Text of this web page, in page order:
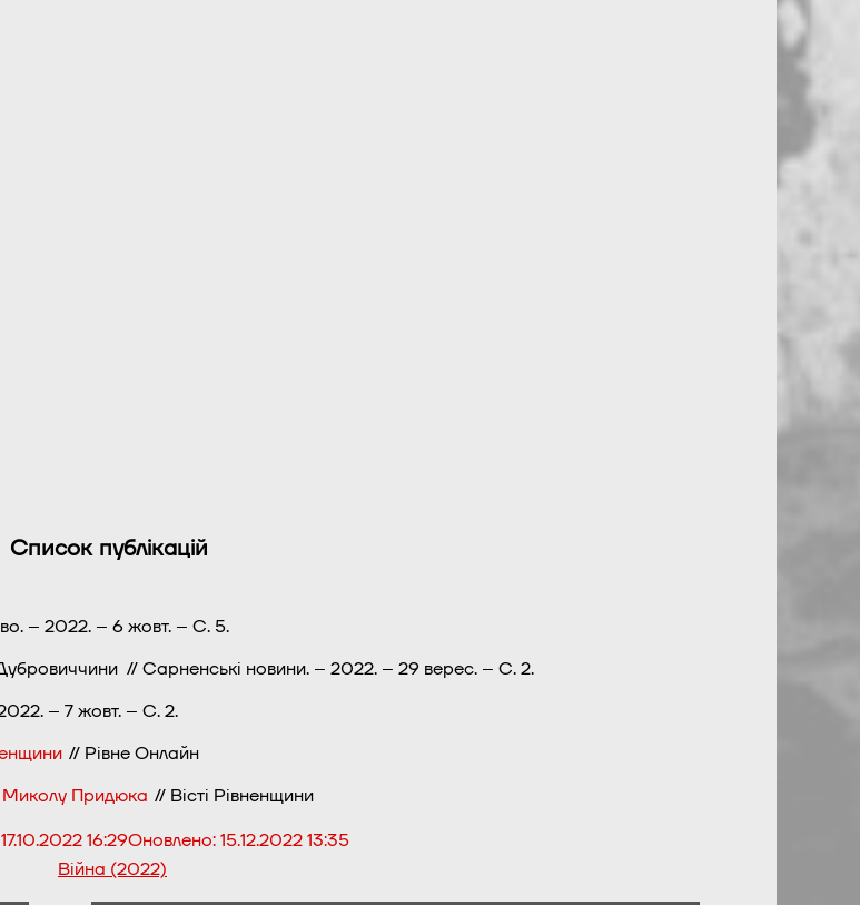
Список публікацій
– 2022. – 6 жовт. – С. 5.
// Сарненські новини. – 2022. – 29 верес. – С. 2.
– 7 жовт. – С. 2.
// Рівне Онлайн
Миколу Придюка // Вісті Рівненщини
17.10.2022 16:29Оновлено:15.12.2022 13:35
Війна (2022)